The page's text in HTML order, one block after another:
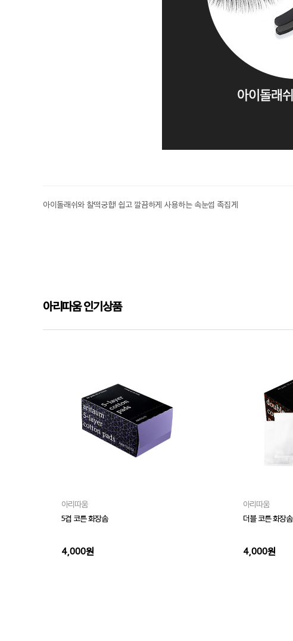
아이돌래쉬와 찰떡궁합! 쉽고 깔끔하게 사용하는 속눈썹 족집게
아리따움 인기상품
아리따움
5겹 코튼 화장솜
4,000원
아리따움
더블 코튼 화장솜
4,000원